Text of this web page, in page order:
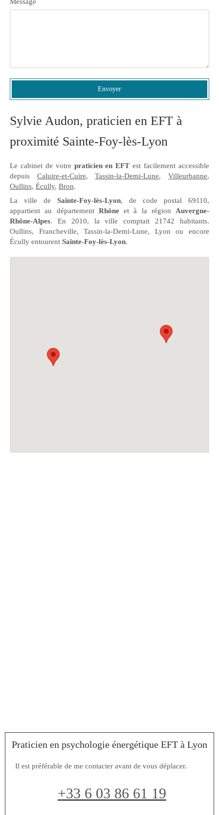
Message
Envoyer
Sylvie Audon, praticien en EFT à
proximité Sainte-Foy-lès-Lyon
Le cabinet de votre praticien en EFT est facilement accessible
depuis Caluire-et-Cuire,Tassin-la-Demi-Lune,Villeurbanne,
Oullins, Écully, Bron.
La ville de Sainte-Foy-lès-Lyon, de code postal 69110,
appartient au département Rhôneet à la région Auvergne-
Rhône-Alpes. En 2010, la ville comptait 21742 habitants.
Oullins, Francheville, Tassin-la-Demi-Lune, Lyon ou encore
Écully entourent Sainte-Foy-lès-Lyon.
Praticien en psychologie énergétique EFT à Lyon
Il est préférable de me contacter avant de vous déplacer.
+33 6 03 86 61 19